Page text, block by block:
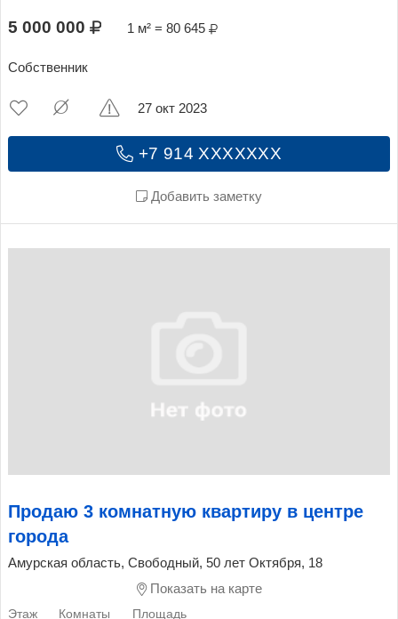
5 000 000 1 м² = 80 645
Собственник
+7 914 XXXXXXX
Добавить заметку
27 окт 2023
Продаю 3 комнатную квартиру в центре
города
Амурская область, Свободный, 50 лет Октября, 18
Показать на карте